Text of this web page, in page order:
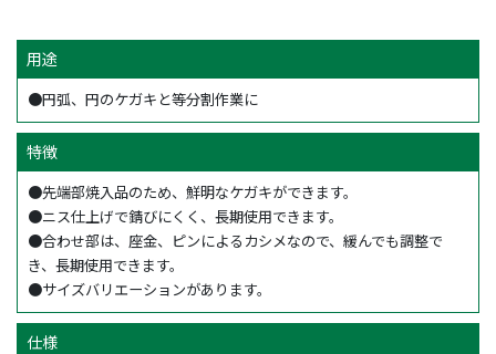
用途
●円弧、円のケガキと等分割作業に
特徴
●先端部焼入品のため、鮮明なケガキができます。
●ニス仕上げで錆びにくく、長期使用できます。
●合わせ部は、座金、ピンによるカシメなので、緩んでも調整で
き、長期使用できます。
●サイズバリエーションがあります。
仕様